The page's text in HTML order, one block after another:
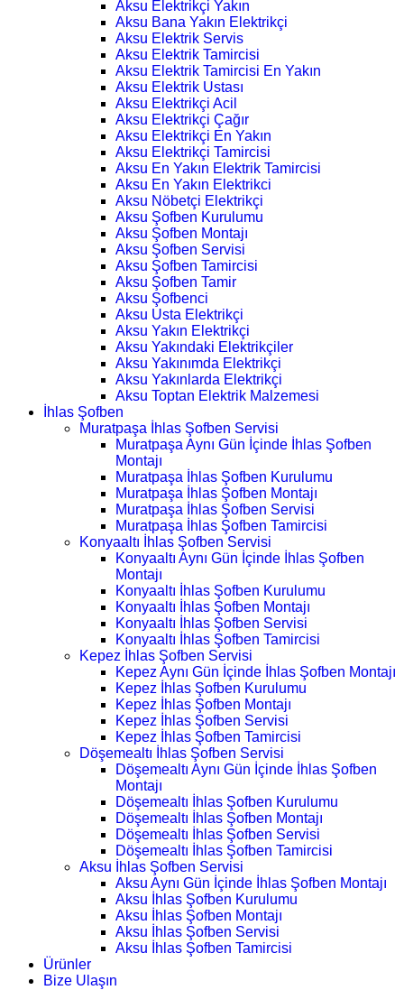
Aksu Elektrikçi Yakın
Aksu Bana Yakın Elektrikçi
Aksu Elektrik Servis
Aksu Elektrik Tamircisi
Aksu Elektrik Tamircisi En Yakın
Aksu Elektrik Ustası
Aksu Elektrikçi Acil
Aksu Elektrikçi Çağır
Aksu Elektrikçi En Yakın
Aksu Elektrikçi Tamircisi
Aksu En Yakın Elektrik Tamircisi
Aksu En Yakın Elektrikci
Aksu Nöbetçi Elektrikçi
Aksu Şofben Kurulumu
Aksu Şofben Montajı
Aksu Şofben Servisi
Aksu Şofben Tamircisi
Aksu Şofben Tamir
Aksu Şofbenci
Aksu Usta Elektrikçi
Aksu Yakın Elektrikçi
Aksu Yakındaki Elektrikçiler
Aksu Yakınımda Elektrikçi
Aksu Yakınlarda Elektrikçi
Aksu Toptan Elektrik Malzemesi
İhlas Şofben
Muratpaşa İhlas Şofben Servisi
Muratpaşa Aynı Gün İçinde İhlas Şofben
Montajı
Muratpaşa İhlas Şofben Kurulumu
Muratpaşa İhlas Şofben Montajı
Muratpaşa İhlas Şofben Servisi
Muratpaşa İhlas Şofben Tamircisi
Konyaaltı İhlas Şofben Servisi
Konyaaltı Aynı Gün İçinde İhlas Şofben
Montajı
Konyaaltı İhlas Şofben Kurulumu
Konyaaltı İhlas Şofben Montajı
Konyaaltı İhlas Şofben Servisi
Konyaaltı İhlas Şofben Tamircisi
Kepez İhlas Şofben Servisi
Kepez Aynı Gün İçinde İhlas Şofben Montajı
Kepez İhlas Şofben Kurulumu
Kepez İhlas Şofben Montajı
Kepez İhlas Şofben Servisi
Kepez İhlas Şofben Tamircisi
Döşemealtı İhlas Şofben Servisi
Döşemealtı Aynı Gün İçinde İhlas Şofben
Montajı
Döşemealtı İhlas Şofben Kurulumu
Döşemealtı İhlas Şofben Montajı
Döşemealtı İhlas Şofben Servisi
Döşemealtı İhlas Şofben Tamircisi
Aksu İhlas Şofben Servisi
Aksu Aynı Gün İçinde İhlas Şofben Montajı
Aksu İhlas Şofben Kurulumu
Aksu İhlas Şofben Montajı
Aksu İhlas Şofben Servisi
Aksu İhlas Şofben Tamircisi
Ürünler
Bize Ulaşın